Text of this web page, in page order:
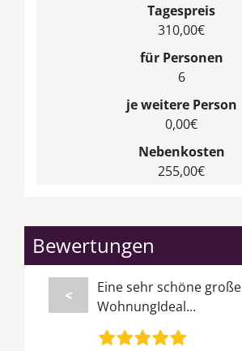
Tagespreis
310,00€
für Personen
6
je weitere Person
0,00€
Nebenkosten
255,00€
Bewertungen
<
Eine sehr schöne große
WohnungIdeal...